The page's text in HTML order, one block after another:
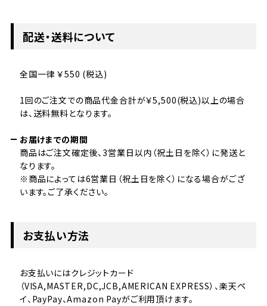
配送・送料について
全国一律 ￥550 (税込)
1回のご注文での商品代金合計が￥5,500(税込)以上の場合
は、送料無料となります。
お届けまでの期間
商品はご注文確定後、3営業日以内（祝土日を除く）に発送と
なります。
※商品によっては6営業日（祝土日を除く）になる場合がござ
います。ご了承ください。
お支払い方法
お支払いにはクレジットカード
（VISA,MASTER,DC,JCB,AMERICAN EXPRESS）、楽天ペ
イ、PayPay、Amazon Payがご利用頂けます。